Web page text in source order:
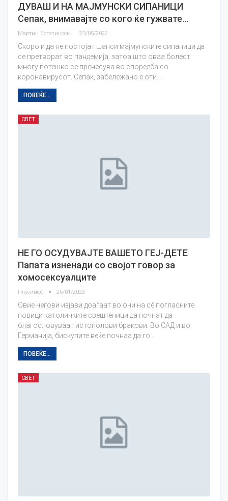
ДУВАШ И НА МАЈМУНСКИ СИПАНИЦИ
Сепак, внимавајте со кого ќе гужвате…
Мартин Богатиноски 23/05/2022
Скоро и да не постојат шанси мајмунските сипаници да
се претворат во пандемија, затоа што оваа болест
многу потешко се пренесува во споредба со
коронавирусот. Сепак, забележано е оти…
ПОВЕЌЕ...
СВЕТ
НЕ ГО ОСУДУВАЈТЕ ВАШЕТО ГЕЈ-ДЕТЕ
Папата изненади со својот говор за
хомосексуалците
Плусинфо 26/01/2022
Овие негови изјави доаѓаат во очи на сè погласните
повици католичките свештеници да почнат да
благословуваат истополови бракови. Во САД и во
Германија, бискупите веќе почнаа да го…
ПОВЕЌЕ...
СВЕТ